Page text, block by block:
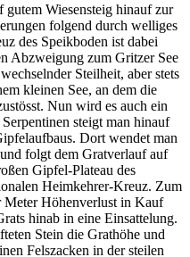
gutem Wiesensteig hinauf zur
folgend durch welliges
des Speikboden ist dabei
Abzweigung zum Gritzer See
Steilheit, aber stets
kleinen See, an dem die
Nun wird es auch ein
steigt man hinauf
Dort wendet man
folgt dem Gratverlauf auf
Gipfel-Plateau des
Heimkehrer-Kreuz. Zum
Meter Höhenverlust in Kauf
hinab in eine Einsattelung.
Stein die Grathöhe und
Felszacken in der steilen